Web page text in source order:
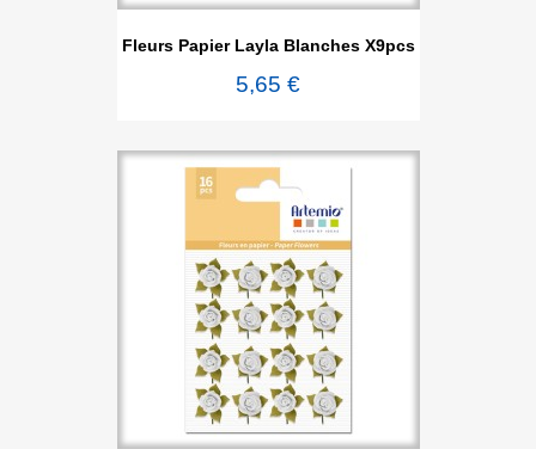
Fleurs Papier Layla Blanches X9pcs
5,65 €